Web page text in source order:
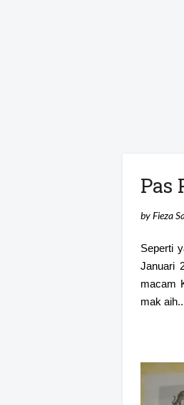
Pas
byFieza
Seperti
Januari
macam
mak